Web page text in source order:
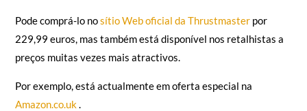
Pode comprá-lo nosítio Web oficial da Thrustmasterpor
229,99 euros, mas também está disponível nos retalhistas a
preços muitas vezes mais atractivos.
Por exemplo, está actualmente em oferta especial na
Amazon.co.uk.